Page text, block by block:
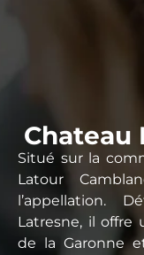
Chateau
Situé sur la
Latour
l’appellation.
Latresne, il offre
de la Garonne